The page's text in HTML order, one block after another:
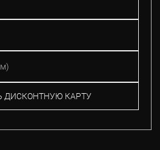
ДИСКОНТНУЮ КАРТУ